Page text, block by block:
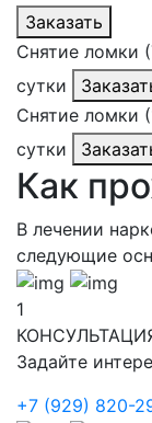
Заказать
Снятие ломки
сутки
Снятие ломки
сутки
Как
В лечении
следующие
1
Задайте
+7 (929) 820-